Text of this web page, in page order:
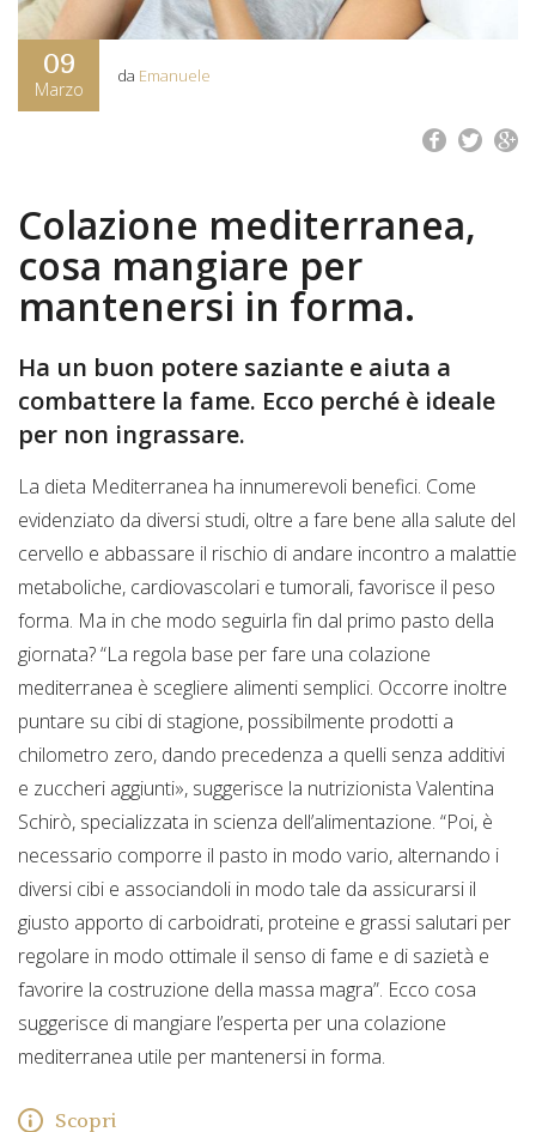
09
Marzo
da Emanuele
Colazione mediterranea,
cosa mangiare per
mantenersi in forma.
Ha un buon potere saziante e aiuta a
combattere la fame. Ecco perché è ideale
per non ingrassare.
La dieta Mediterranea ha innumerevoli benefici. Come
evidenziato da diversi studi, oltre a fare bene alla salute del
cervello e abbassare il rischio di andare incontro a malattie
metaboliche, cardiovascolari e tumorali, favorisce il peso
forma. Ma in che modo seguirla fin dal primo pasto della
giornata? “La regola base per fare una colazione
mediterranea è scegliere alimenti semplici. Occorre inoltre
puntare su cibi di stagione, possibilmente prodotti a
chilometro zero, dando precedenza a quelli senza additivi
e zuccheri aggiunti», suggerisce la nutrizionista Valentina
Schirò, specializzata in scienza dell’alimentazione. “Poi, è
necessario comporre il pasto in modo vario, alternando i
diversi cibi e associandoli in modo tale da assicurarsi il
giusto apporto di carboidrati, proteine e grassi salutari per
regolare in modo ottimale il senso di fame e di sazietà e
favorire la costruzione della massa magra”. Ecco cosa
suggerisce di mangiare l’esperta per una colazione
mediterranea utile per mantenersi in forma.
Scopri